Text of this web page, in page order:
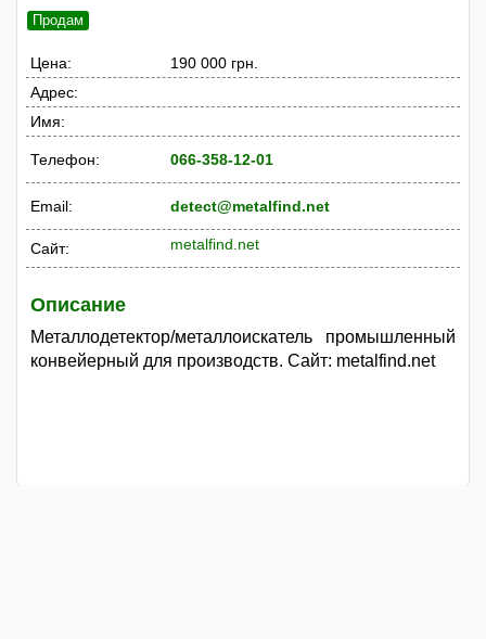
Продам
Цена:
190 000 грн.
Адрес:
Имя:
Телефон: 066-358-12-01
Email: detect@metalfind.net
Сайт: metalfind.net
Описание
Металлодетектор/металлоискатель промышленный
конвейерный для производств. Сайт: metalfind.net